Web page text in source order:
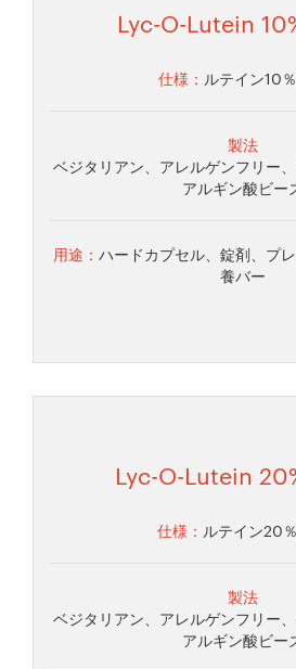
Lyc-O-Lutein
仕様： ルテイン10
製法
ベジタリアン、アレルゲンフリー
アルギン酸ビー
用途： ハードカプセル、錠剤、プ
養バー
Lyc-O-Lutein
仕様： ルテイン20
製法
ベジタリアン、アレルゲンフリー
アルギン酸ビー